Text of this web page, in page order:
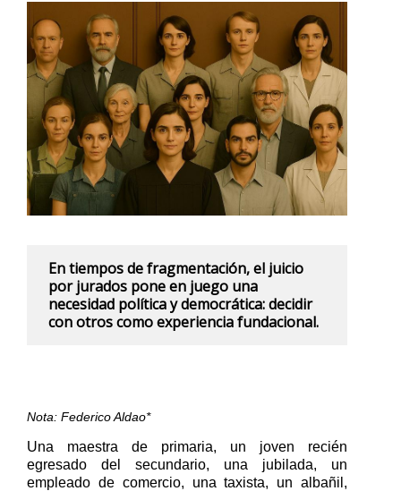
En tiempos de fragmentación, el juicio
por jurados pone en juego una
necesidad política y democrática: decidir
con otros como experiencia fundacional.
Nota: Federico Aldao*
Una maestra de primaria, un joven recién
egresado del secundario, una jubilada, un
empleado de comercio, una taxista, un albañil,